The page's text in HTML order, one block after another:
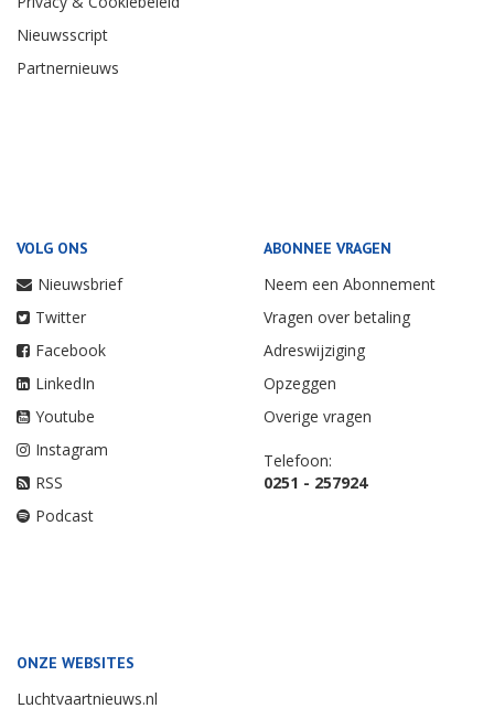
Nieuwsscript
Partnernieuws
VOLG ONS
Nieuwsbrief
Twitter
Facebook
LinkedIn
Youtube
Instagram
RSS
Podcast
ABONNEE VRAGEN
Neem een Abonnement
Vragen over betaling
Adreswijziging
Opzeggen
Overige vragen
Telefoon:
0251 - 257924
ONZE WEBSITES
Luchtvaartnieuws.nl